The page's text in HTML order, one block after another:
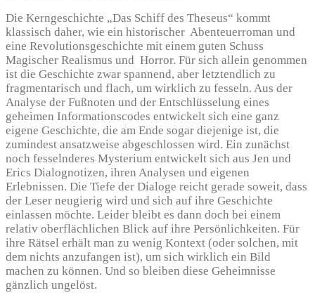
Die Kerngeschichte „Das Schiff des Theseus“ kommt
klassisch daher, wie ein historischer Abenteuerroman und
eine Revolutionsgeschichte mit einem guten Schuss
Magischer Realismus und Horror. Für sich allein genommen
ist die Geschichte zwar spannend, aber letztendlich zu
fragmentarisch und flach, um wirklich zu fesseln. Aus der
Analyse der Fußnoten und der Entschlüsselung eines
geheimen Informationscodes entwickelt sich eine ganz
eigene Geschichte, die am Ende sogar diejenige ist, die
zumindest ansatzweise abgeschlossen wird. Ein zunächst
noch fesselnderes Mysterium entwickelt sich aus Jen und
Erics Dialognotizen, ihren Analysen und eigenen
Erlebnissen. Die Tiefe der Dialoge reicht gerade soweit, dass
der Leser neugierig wird und sich auf ihre Geschichte
einlassen möchte. Leider bleibt es dann doch bei einem
relativ oberflächlichen Blick auf ihre Persönlichkeiten. Für
ihre Rätsel erhält man zu wenig Kontext (oder solchen, mit
dem nichts anzufangen ist), um sich wirklich ein Bild
machen zu können. Und so bleiben diese Geheimnisse
gänzlich ungelöst.